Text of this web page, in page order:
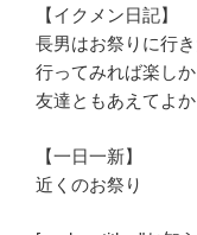
【イクメン日記】
長男はお祭りに行
行ってみれば楽しか
友達ともあえてよか
【一日一新】
近くのお祭り